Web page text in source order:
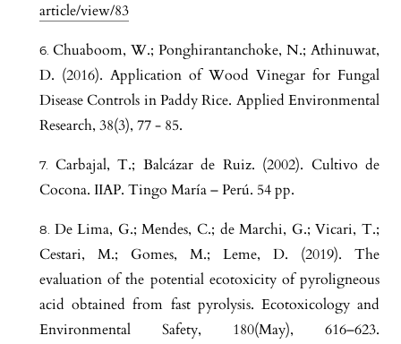
article/view/83
Chuaboom, W.; Ponghirantanchoke, N.; Athinuwat,
D. (2016). Application of Wood Vinegar for Fungal
Disease Controls in Paddy Rice. Applied Environmental
Research, 38(3), 77 - 85.
Carbajal, T.; Balcázar de Ruiz. (2002). Cultivo de
Cocona. IIAP. Tingo María – Perú. 54 pp.
De Lima, G.; Mendes, C.; de Marchi, G.; Vicari, T.;
Cestari, M.; Gomes, M.; Leme, D. (2019). The
evaluation of the potential ecotoxicity of pyroligneous
acid obtained from fast pyrolysis. Ecotoxicology and
Environmental Safety, 180(May), 616–623.